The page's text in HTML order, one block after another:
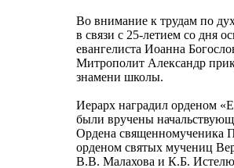
Во внимание к трудам по
в связи с 25-летием со дня
евангелиста Иоанна
Митрополит Александр
знамени школы.
Иерарх наградил орденом
были вручены
Ордена священномученика
орденом святых мучениц
В.В. Малахова и К.Б.